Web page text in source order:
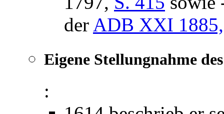
der ADB XXI
Eigene Stellungnahme
: